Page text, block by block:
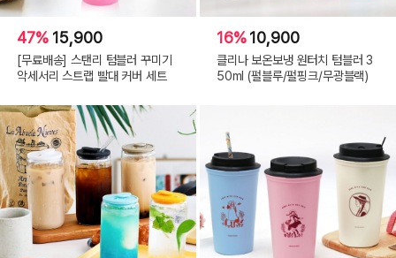
47% 15,900
[무료배송] 스탠리 텀블러 꾸미기
악세서리 스트랩 빨대 커버 세트
16%10,900
클리나 보온보냉 원터치 텀블러 3
50ml (펄블루/펄핑크/무광블랙)